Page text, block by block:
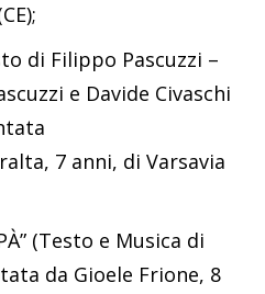
di Filippo Pascuzzi –
e Davide Civaschi
7 anni, di Varsavia
(Testo e Musica di
da Gioele Frione, 8